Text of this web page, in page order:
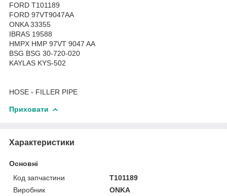
FORD T101189
FORD 97VT9047AA
ONKA 33355
IBRAS 19588
HMPX HMP 97VT 9047 AA
BSG BSG 30-720-020
KAYLAS KYS-502
HOSE - FILLER PIPE
Приховати
Характеристики
Основні
Код запчастини
T101189
Виробник
ONKA